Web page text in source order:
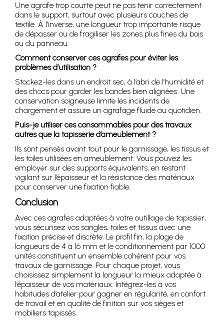
Une agrafe trop courte peut ne pas tenir correctement
dans le support, surtout avec plusieurs couches de
textile. À l’inverse, une longueur trop importante risque
de dépasser ou de fragiliser les zones plus fines du bois
ou du panneau.
Comment conserver ces agrafes pour éviter les
problèmes d’utilisation ?
Stockez-les dans un endroit sec, à l’abri de l’humidité et
des chocs pour garder les bandes bien alignées. Une
conservation soigneuse limite les incidents de
chargement et assure un agrafage fluide au quotidien.
Puis-je utiliser ces consommables pour des travaux
autres que la tapisserie d’ameublement ?
Ils sont pensés avant tout pour le garnissage, les tissus et
les toiles utilisées en ameublement. Vous pouvez les
employer sur des supports équivalents, en restant
vigilant sur l’épaisseur et la résistance des matériaux
pour conserver une fixation fiable.
Conclusion
Avec ces agrafes adaptées à votre outillage de tapissier,
vous sécurisez vos sangles, toiles et tissus avec une
fixation précise et discrète. Le profil fin, la plage de
longueurs de 4 à 16 mm et le conditionnement par 1000
unités constituent un ensemble cohérent pour vos
travaux de garnissage. Pour chaque projet, vous
choisissez simplement la longueur la mieux adaptée à
l’épaisseur de vos matériaux. Intégrez-les à vos
habitudes d’atelier pour gagner en régularité, en confort
de travail et en qualité de finition sur vos sièges et
mobiliers tapissés.